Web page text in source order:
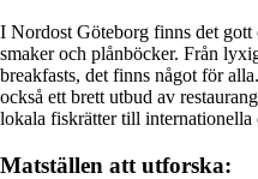
I Nordost Göteborg finns det
smaker och plånböcker. Från
breakfasts, det finns något för
också ett brett utbud av
lokala fiskrätter till internationella
Matställen att utforska: